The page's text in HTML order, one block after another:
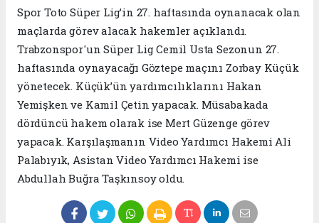
Spor Toto Süper Lig’in 27. haftasında oynanacak olan
maçlarda görev alacak hakemler açıklandı.
Trabzonspor'un Süper Lig Cemil Usta Sezonun 27.
haftasında oynayacağı Göztepe maçını Zorbay Küçük
yönetecek. Küçük’ün yardımcılıklarını Hakan
Yemişken ve Kamil Çetin yapacak. Müsabakada
dördüncü hakem olarak ise Mert Güzenge görev
yapacak. Karşılaşmanın Video Yardımcı Hakemi Ali
Palabıyık, Asistan Video Yardımcı Hakemi ise
Abdullah Buğra Taşkınsoy oldu.